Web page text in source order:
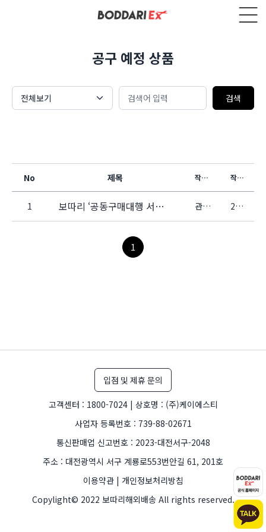
공구 예정 상품
전체보기 검색
No 제목 작성자 작성일
1 보따리 ‘공동구매대행 서비스’가 새롭게 오픈합니다. 관리자 2024-08-19
1
입점 및 제휴 문의
고객센터 : 1800-7024 | 상호명 : (주)케이에스티
사업자 등록번호 : 739-88-02671
통신판매업 신고번호 : 2023-대전서구-2048
주소 : 대전광역시 서구 계룡로553번안길 61, 201호
이용약관 | 개인정보처리방침
Copylight©️ 2022 보따리해외배송 All rights reserved.